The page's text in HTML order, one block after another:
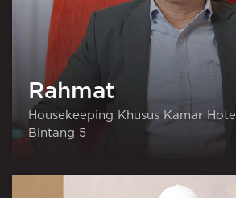
Rahmat
Housekeeping Khusus Kamar Hotel
Bintang 5